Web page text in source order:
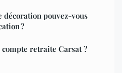
décoration pouvez-vous
?
retraite Carsat ?